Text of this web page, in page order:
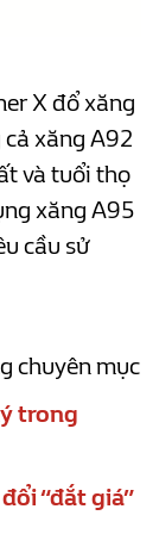
X đổ xăng
cả xăng A92
và tuổi thọ
xăng A95
cầu sử
chuyên mục
trong
“đắt giá”